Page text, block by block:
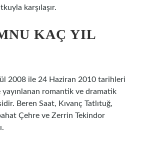
karşılaşır.
KAÇ YIL
2008 ile 24 Haziran 2010 tarihleri
yayınlanan romantik ve dramatik
Beren Saat, Kıvanç Tatlıtuğ,
Çehre ve Zerrin Tekindor